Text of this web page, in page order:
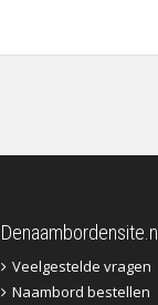
Denaambordensite.nl
Veelgestelde vragen
Naambord bestellen